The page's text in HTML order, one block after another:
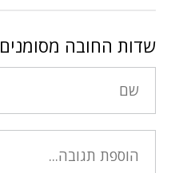
שדות החובה מסומנים